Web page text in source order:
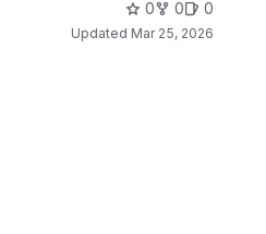
0 0 0
Updated Mar 25, 2026